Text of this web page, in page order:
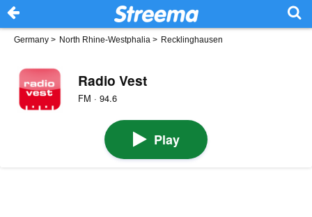
Germany > North Rhine-Westphalia > Recklinghausen
Radio Vest
FM · 94.6
Play